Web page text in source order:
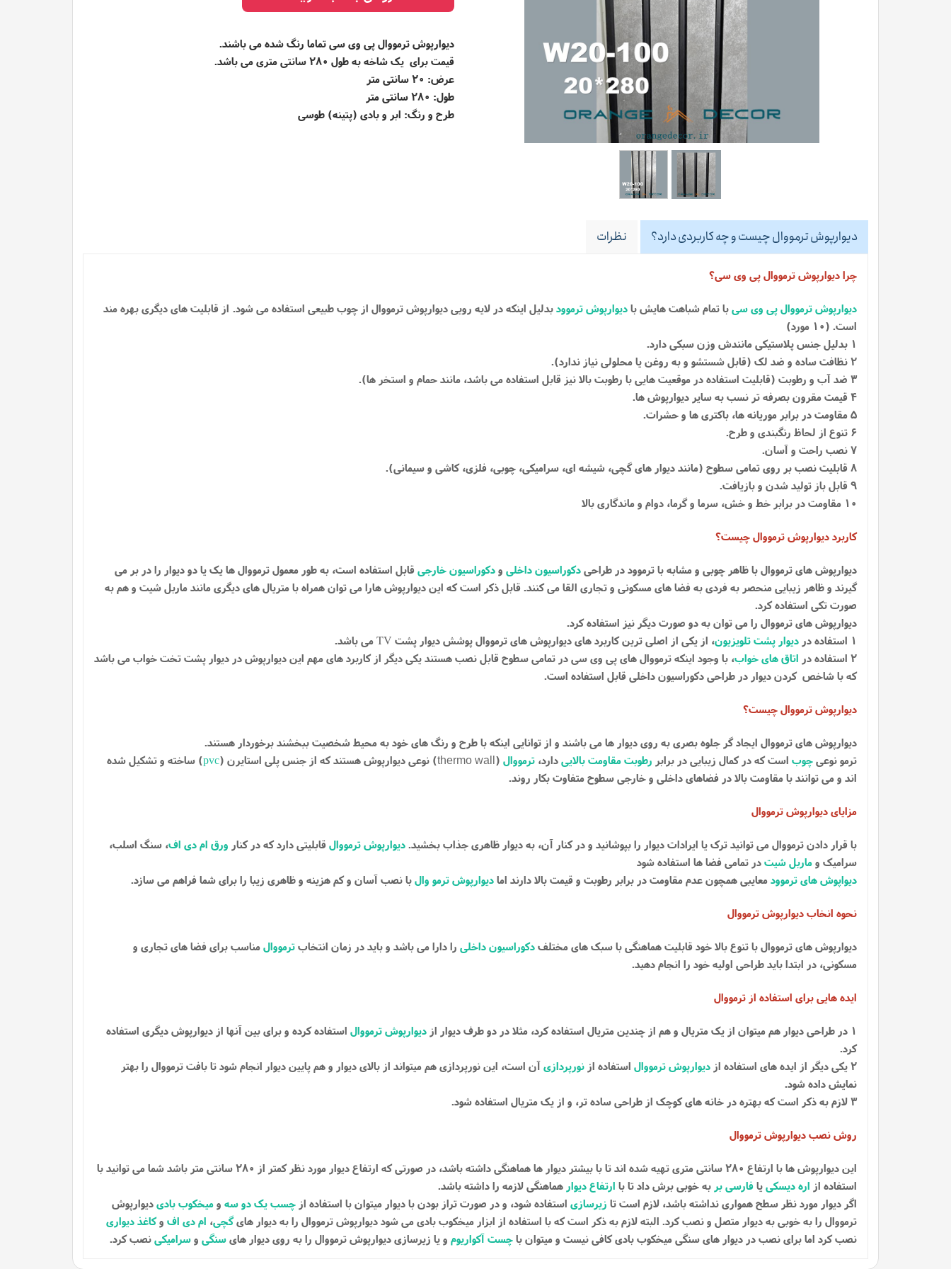
دیوارپوش ترمووال پی وی سی تماما رنگ شده می باشند.
قیمت برای یک شاخه به طول 280 سانتی متری می باشد.
عرض: 20 سانتی متر
طول: 280 سانتی متر
طرح و رنگ: ابر و بادی (پتینه) طوسی
دیوارپوش ترمووال چیست و چه کاربردی دارد؟ نظرات
چرا دیوارپوش ترمووال پی وی سی؟
دیوارپوش ترمووال پی وی سیبا تمام شباهت هایش بادیوارپوش ترموودبدلیل اینکه در لایه رویی دیوارپوش ترمووال از چوب طبیعی استفاده می شود. از قابلیت های دیگری بهره مند
است. (10 مورد)
1 بدلیل جنس پلاستیکی مانندش وزن سبکی دارد.
2 نظافت ساده و ضد لک (قابل شستشو و به روغن یا محلولی نیاز ندارد).
3 ضد آب و رطوبت (قابلیت استفاده در موقعیت هایی با رطوبت بالا نیز قابل استفاده می باشد، مانند حمام و استخر ها).
4 قیمت مقرون بصرفه تر نسب به سایر دیوارپوش ها.
5 مقاومت در برابر موریانه ها، باکتری ها و حشرات.
6 تنوع از لحاظ رنگبندی و طرح.
7 نصب راحت و آسان.
8 قابلیت نصب بر روی تمامی سطوح (مانند دیوار های گچی، شیشه ای، سرامیکی، چوبی، فلزی، کاشی و سیمانی).
9 قابل باز تولید شدن و بازیافت.
10 مقاومت در برابر خط و خش، سرما و گرما، دوام و ماندگاری بالا
کاربرد دیوارپوش ترمووال چیست؟
دیوارپوش های ترمووال با ظاهر چوبی و مشابه با ترموود در طراحیدکوراسیون داخلی ودکوراسیون خارجی قابل استفاده است، به طور معمول ترمووال ها یک یا دو دیوار را در بر می
گیرند و ظاهر زیبایی منحصر به فردی به فضا های مسکونی و تجاری القا می کنند. قابل ذکر است که این دیوارپوش هارا می توان همراه با متریال های دیگری مانند ماربل شیت و هم به
صورت تکی استفاده کرد.
دیوارپوش های ترمووال را می توان به دو صورت دیگر نیز استفاده کرد.
1 استفاده در
دیوار پشت تلویزیون، از یکی از اصلی ترین کاربرد های دیوارپوش های ترمووال پوشش دیوار پشت TVمی باشد.
2 استفاده در
اتاق های خواب، با وجود اینکه ترمووال های پی وی سی در تمامی سطوح قابل نصب هستند یکی دیگر از کاربرد های مهم این دیوارپوش در دیوار پشت تخت خواب می باشد
که با شاخص کردن دیوار در طراحی دکوراسیون داخلی قابل استفاده است.
دیوارپوش ترمووال چیست؟
دیوارپوش های ترمووال ایجاد گر جلوه بصری به روی دیوار ها می باشند و از توانایی اینکه با طرح و رنگ های خود به محیط شخصیت ببخشند برخوردار هستند.
ترمو نوعیچوب است که در کمال زیبایی در برابر رطوبت مقاومت بالاییدارد، ترمووال (
thermo wall) نوعی دیوارپوش هستند که از جنس پلی استایرن (pvc) ساخته و تشکیل شده
اند و می توانند با مقاومت بالا در فضاهای داخلی و خارجی سطوح متفاوت بکار روند.
مزایای دیوارپوش ترمووال
با قرار دادن ترمووال می توانید ترک یا ایرادات دیوار را بپوشانید و در کنار آن، به دیوار ظاهری جذاب بخشید.دیوارپوش ترمووال قابلیتی دارد که در کنار ورق ام دی اف، سنگ اسلب،
سرامیک وماربل شیتدر تمامی فضا ها استفاده شود
دیواپوش های ترموودمعایبی همچون عدم مقاومت در برابر رطوبت و قیمت بالا دارند امادیوارپوش ترمو والبا نصب آسان و کم هزینه و ظاهری زیبا را برای شما فراهم می سازد.
نحوه انخاب دیوارپوش ترمووال
دیوارپوش های ترمووال با تنوع بالا خود قابلیت هماهنگی با سبک های مختلفدکوراسیون داخلی را دارا می باشد و باید در زمان انتخابترمووالمناسب برای فضا های تجاری و
مسکونی، در ابتدا باید طراحی اولیه خود را انجام دهید.
ایده هایی برای استفاده از ترمووال
1 در طراحی دیوار هم میتوان از یک متریال و هم از چندین متریال استفاده کرد، مثلا در دو طرف دیوار از
دیوارپوش ترمووال استفاده کرده و برای بین آنها از دیوارپوش دیگری استفاده
کرد.
2 یکی دیگر از ایده های استفاده از
دیوارپوش ترمووال استفاده از نورپردازیآن است، این نورپردازی هم میتواند از بالای دیوار و هم پایین دیوار انجام شود تا بافت ترمووال را بهتر
نمایش داده شود.
3 لازم به ذکر است که بهتره در خانه های کوچک از طراحی ساده تر، و از یک متریال استفاده شود.
روش نصب دیوارپوش ترمووال
این دیوارپوش ها با ارتفاع 280 سانتی متری تهیه شده اند تا با بیشتر دیوار ها هماهنگی داشته باشد، در صورتی که ارتفاع دیوار مورد نظر کمتر از 280 سانتی متر باشد شما می توانید با
استفاده از اره دیسکییافارسی بر به خوبی برش داد تا با ارتفاع دیوار هماهنگی لازمه را داشته باشد.
اگر دیوار مورد نظر سطح همواری نداشته باشد، لازم است تا زیرسازی استفاده شود، و در صورت تراز بودن با دیوار میتوان با استفاده از چسب یک دو سه ومیخکوب بادیدیوارپوش
ترمووال را به خوبی به دیوار متصل و نصب کرد. البته لازم به ذکر است که با استفاده از ابزار میخکوب بادی می شود دیوارپوش ترمووال را به دیوار هایگچی، ام دی اف وکاغذ دیواری
نصب کرد اما برای نصب در دیوار های سنگی میخکوب بادی کافی نیست و میتوان باچست آکواریوم و یا زیرسازی دیوارپوش ترمووال را به روی دیوار هایسنگی وسرامیکینصب کرد.